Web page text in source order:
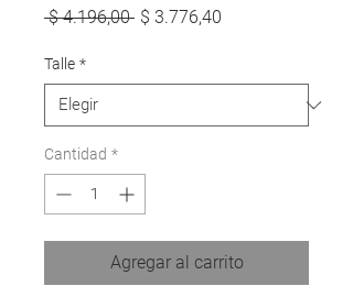
$ 4.196,00 Precio
$ 3.776,40
Talle *
Cantidad *
Agregar al carrito